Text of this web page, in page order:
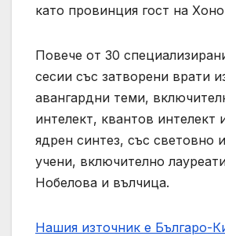
като провинция гост на
Повече от 30
сесии със затворени врати
авангардни теми,
интелект, квантов интелект
ядрен синтез, със световно
учени, включително
Нобелова и вълчица.
Нашия източник е Българо-